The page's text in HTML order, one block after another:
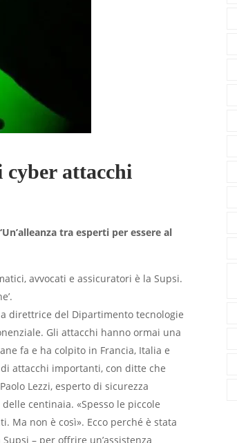
cyber attacchi
tra esperti per essere al
avvocati e assicuratori è la Supsi.
direttrice del Dipartimento tecnologie
Gli attacchi hanno ormai una
fa e ha colpito in Francia, Italia e
attacchi importanti, con ditte che
Lezzi, esperto di sicurezza
centinaia. «Spesso le piccole
Ma non è così». Ecco perché è stata
– per offrire un’assistenza